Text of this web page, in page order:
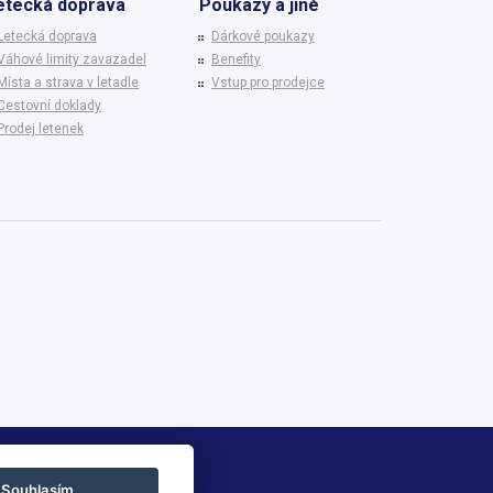
doprava
Letecká doprava
limity zavazadel
Místa a strava v letadle
doklady
Prodej letenek
Poukazy a jiné
Dárkové poukazy
Benefity
Vstup pro prodejce